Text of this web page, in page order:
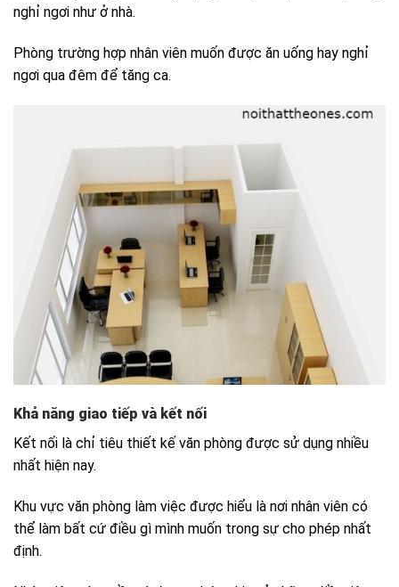
nghỉ ngơi như ở nhà.
Phòng trường hợp nhân viên muốn được ăn uống hay nghỉ
ngơi qua đêm để tăng ca.
Khả năng giao tiếp và kết nối
Kết nối là chỉ tiêu thiết kế văn phòng được sử dụng nhiều
nhất hiện nay.
Khu vực văn phòng làm việc được hiểu là nơi nhân viên có
thể làm bất cứ điều gì mình muốn trong sự cho phép nhất
định.